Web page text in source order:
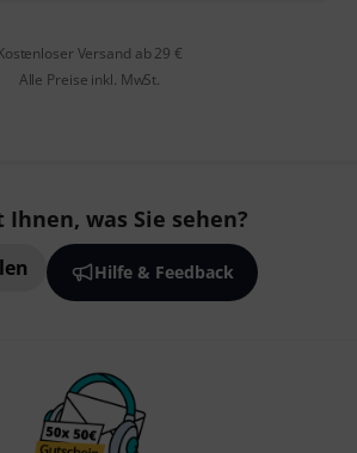
Versand ab 29 €
Alle Preise inkl. MwSt.
Ihnen, was Sie sehen?
Hilfe & Feedback